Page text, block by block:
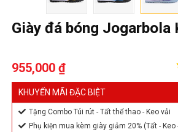
Giày đá bóng Jogarbola
955,000 ₫
KHUYẾN MÃI ĐẶC BIỆT
Tặng Combo Túi rút - Tất thể thao - Keo vải
Phụ kiện mua kèm giày giảm 20% (Tất - Keo